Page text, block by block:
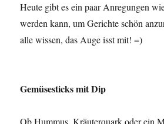
Heute gibt es ein paar Anregungen
werden kann, um Gerichte schön
alle wissen, das Auge isst mit! =)
Gemüsesticks mit Dip
Ob Hummus, Kräuterquark oder ein